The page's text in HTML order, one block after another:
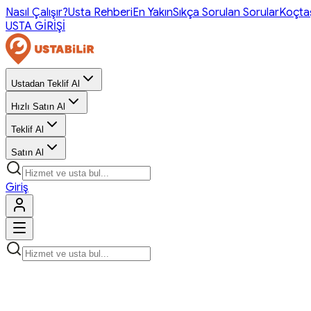
Nasıl Çalışır?Usta RehberiEn YakınSıkça Sorulan Sorular
USTA GİRİŞİ
Ustadan Teklif Al
Hızlı Satın Al
Teklif Al
Satın Al
Giriş